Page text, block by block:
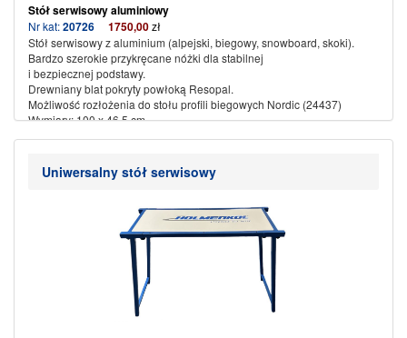
Stół serwisowy aluminiowy
Nr kat:20726 1750,00zł
Stół serwisowy z aluminium (alpejski, biegowy, snowboard, skoki).
Bardzo szerokie przykręcane nóżki dla stabilnej
i bezpiecznej podstawy.
Drewniany blat pokryty powłoką Resopal.
Możliwość rozłożenia do stołu profili biegowych Nordic (24437)
Wymiary: 100 x 46,5 cm
Pokrowiec dodatkowo płatny –
(więcej…)
Uniwersalny stół serwisowy